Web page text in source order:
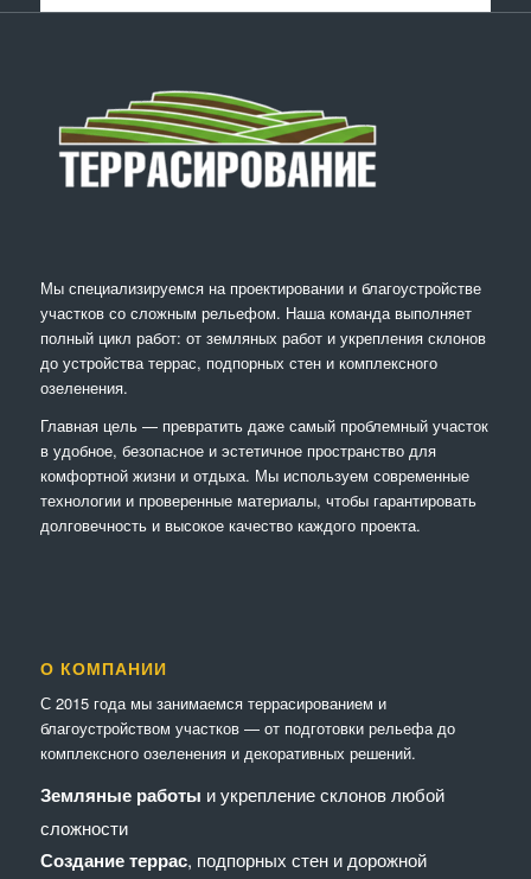
Мы специализируемся на проектировании и благоустройстве
участков со сложным рельефом. Наша команда выполняет
полный цикл работ: от земляных работ и укрепления склонов
до устройства террас, подпорных стен и комплексного
озеленения.
Главная цель — превратить даже самый проблемный участок
в удобное, безопасное и эстетичное пространство для
комфортной жизни и отдыха. Мы используем современные
технологии и проверенные материалы, чтобы гарантировать
долговечность и высокое качество каждого проекта.
О КОМПАНИИ
С 2015 года мы занимаемся террасированием и
благоустройством участков — от подготовки рельефа до
комплексного озеленения и декоративных решений.
Земляные работы и укрепление склонов любой
сложности
Создание террас, подпорных стен и дорожной